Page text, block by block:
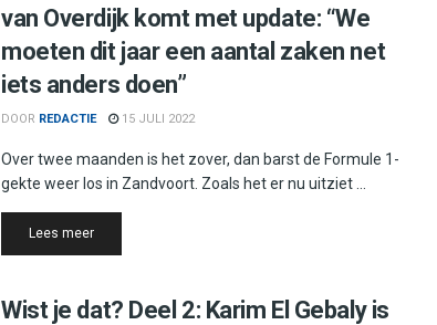
van Overdijk komt met update: “We
moeten dit jaar een aantal zaken net
iets anders doen”
DOOR REDACTIE 15 JULI 2022
Over twee maanden is het zover, dan barst de Formule 1-
gekte weer los in Zandvoort. Zoals het er nu uitziet ...
Lees meerDetails
Wist je dat? Deel 2: Karim El Gebaly is